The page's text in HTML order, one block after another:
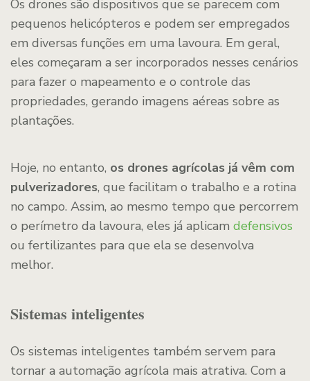
Os drones são dispositivos que se parecem com
pequenos helicópteros e podem ser empregados
em diversas funções em uma lavoura. Em geral,
eles começaram a ser incorporados nesses cenários
para fazer o mapeamento e o controle das
propriedades, gerando imagens aéreas sobre as
plantações.
Hoje, no entanto, os drones agrícolas já vêm com
pulverizadores, que facilitam o trabalho e a rotina
no campo. Assim, ao mesmo tempo que percorrem
o perímetro da lavoura, eles já aplicam defensivos
ou fertilizantes para que ela se desenvolva
melhor.
Sistemas inteligentes
Os sistemas inteligentes também servem para
tornar a automação agrícola mais atrativa. Com a